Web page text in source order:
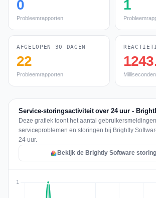
0
Probleemrapporten
1
AFGELOPEN 30 DAGEN
22
Probleemrapporten Milliseconden
Service-storingsactiviteit over 24 uur -
Deze grafiek toont het aantal
serviceproblemen en storingen bij Brightly
24 uur.
Bekijk de Brightly Software